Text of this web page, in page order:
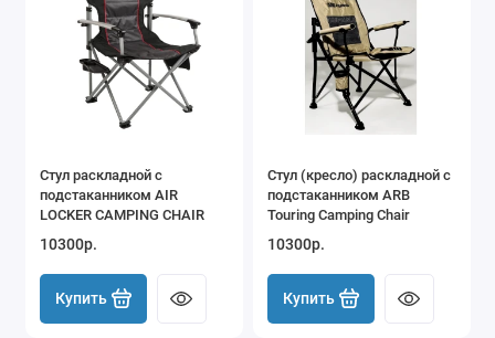
Стул раскладной с
подстаканником AIR
LOCKER CAMPING CHAIR
10300р.
Купить
Стул (кресло) раскладной с
подстаканником ARB
Touring Camping Chair
10300р.
Купить